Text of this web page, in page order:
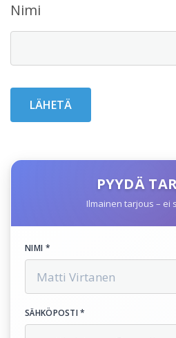
Nimi
PYYDÄ
Ilmainen tarjous – ei
NIMI *
SÄHKÖPOSTI *